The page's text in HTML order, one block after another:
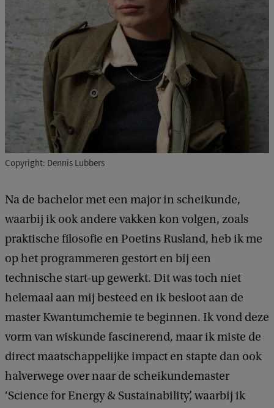
Copyright: Dennis Lubbers
Na de bachelor met een major in scheikunde,
waarbij ik ook andere vakken kon volgen, zoals
praktische filosofie en Poetins Rusland, heb ik me
op het programmeren gestort en bij een
technische start-up gewerkt. Dit was toch niet
helemaal aan mij besteed en ik besloot aan de
master Kwantumchemie te beginnen. Ik vond deze
vorm van wiskunde fascinerend, maar ik miste de
direct maatschappelijke impact en stapte dan ook
halverwege over naar de scheikundemaster
‘Science for Energy & Sustainability’, waarbij ik